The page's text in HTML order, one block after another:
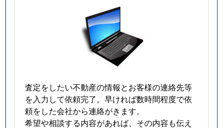
査定をしたい不動産の情報とお客様の連絡先等
を入力して依頼完了。早ければ数時間程度で依
頼をした会社から連絡がきます。
希望や相談する内容があれば、その内容も伝え